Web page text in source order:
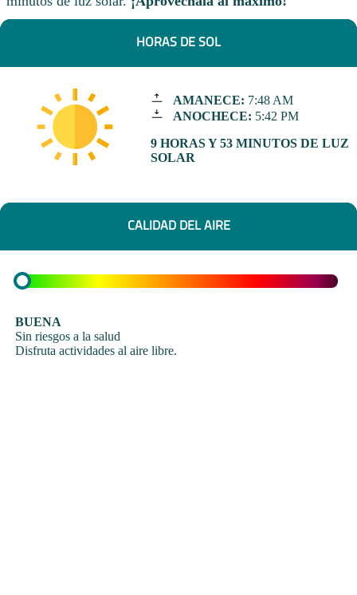
HORAS DE SOL
AMANECE: 7:48 AM
ANOCHECE: 5:42 PM
9 HORAS Y 53 MINUTOS DE LUZ
SOLAR
CALIDAD DEL AIRE
BUENA
Sin riesgos a la salud
Disfruta actividades al aire libre.